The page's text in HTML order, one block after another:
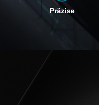
Präzise